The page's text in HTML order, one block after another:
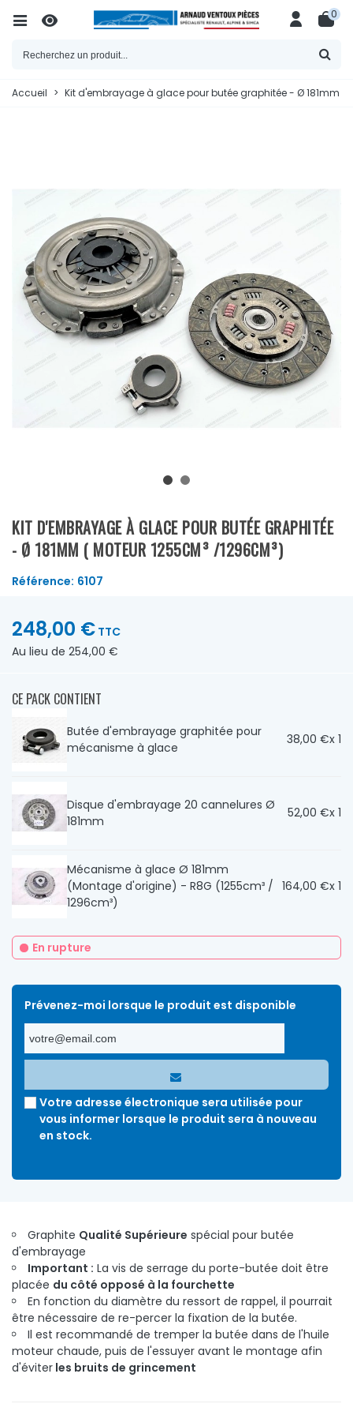
0
Accueil > Kit d'embrayage à glace pour butée graphitée - Ø 181mm (
KIT D'EMBRAYAGE À GLACE POUR BUTÉE GRAPHITÉE
- Ø 181MM ( MOTEUR 1255CM³ /1296CM³)
Référence: 6107
Graphite Qualité Supérieure spécial pour butée
d'embrayage
Important : La vis de serrage du porte-butée doit être
placée du côté opposé à la fourchette
En fonction du diamètre du ressort de rappel, il pourrait
être nécessaire de re-percer la fixation de la butée.
Il est recommandé de tremper la butée dans de l'huile
moteur chaude, puis de l'essuyer avant le montage afin
d'éviter les bruits de grincement
248,00 € TTC
Au lieu de 254,00 €
CE PACK CONTIENT
Butée d'embrayage graphitée pour
mécanisme à glace
38,00 €x 1
Disque d'embrayage 20 cannelures Ø
181mm
52,00 €x 1
Mécanisme à glace Ø 181mm
(Montage d'origine) - R8G (1255cm³ /
1296cm³)
164,00 €x 1
En rupture
Prévenez-moi lorsque le produit est disponible
Votre adresse électronique sera utilisée pour
vous informer lorsque le produit sera à nouveau
en stock.